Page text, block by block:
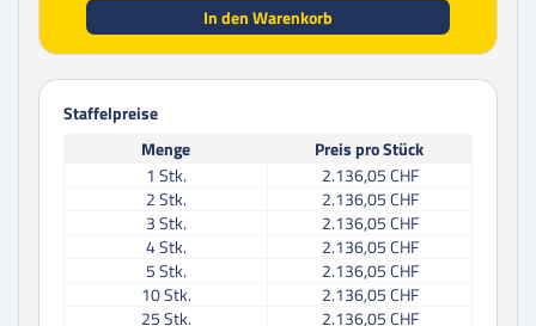
In den Warenkorb
Staffelpreise
Menge
Preis pro Stück
1 Stk.
2.136,05 CHF
2Stk.
2.136,05 CHF
3Stk.
2.136,05 CHF
4Stk.
2.136,05 CHF
5Stk.
2.136,05 CHF
10Stk.
2.136,05 CHF
25Stk.
2.136,05 CHF